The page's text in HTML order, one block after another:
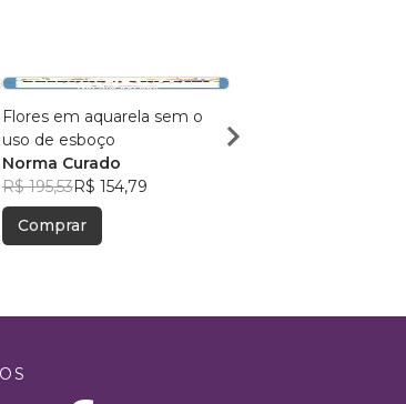
Flores em aquarela sem o
uso de esboço
Norma Curado
R$ 195,53R$ 154,79
Comprar
Evelyn da Silva